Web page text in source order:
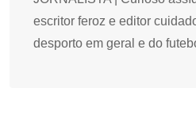
escritor feroz e editor
desporto em geral e do